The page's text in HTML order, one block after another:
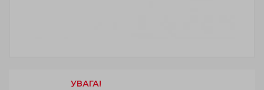
УВАГА!